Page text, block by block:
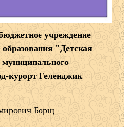
учреждение
образования "Детская
курорт Геленджик
Борщ